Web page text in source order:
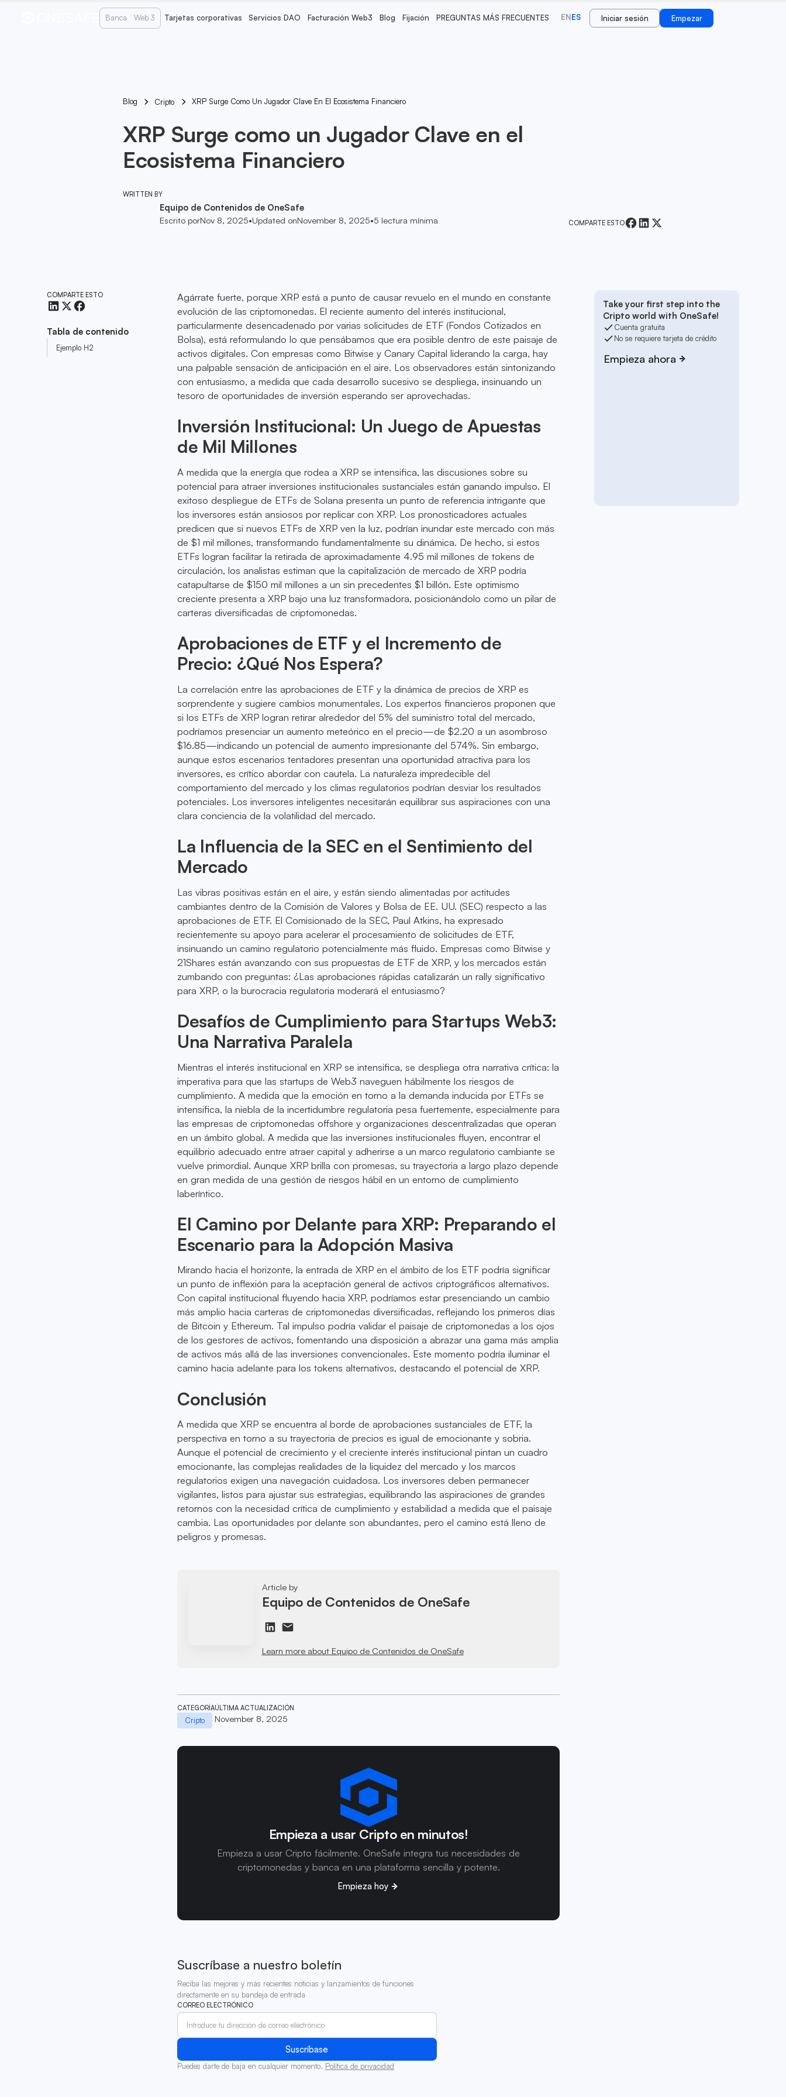
Banca Web 3 Tarjetas corporativas Servicios DAO Facturación Web3 Blog Fijación PREGUNTAS MÁS FRECUENTES ENES Iniciar sesión Empezar
Blog Cripto XRP Surge Como Un Jugador Clave En El Ecosistema Financiero
XRP Surge como un Jugador Clave en el
Ecosistema Financiero
WRITTEN BY
Equipo de Contenidos de OneSafe
Escrito porNov 8, 2025•Updated onNovember 8, 2025•5 lectura mínima COMPARTE ESTO
COMPARTE ESTO
Tabla de contenido
Ejemplo H2
Agárrate fuerte, porque XRP está a punto de causar revuelo en el mundo en constante
evolución de las criptomonedas. El reciente aumento del interés institucional,
particularmente desencadenado por varias solicitudes de ETF (Fondos Cotizados en
Bolsa), está reformulando lo que pensábamos que era posible dentro de este paisaje de
activos digitales. Con empresas como Bitwise y Canary Capital liderando la carga, hay
una palpable sensación de anticipación en el aire. Los observadores están sintonizando
con entusiasmo, a medida que cada desarrollo sucesivo se despliega, insinuando un
tesoro de oportunidades de inversión esperando ser aprovechadas.
Inversión Institucional: Un Juego de Apuestas
de Mil Millones
A medida que la energía que rodea a XRP se intensifica, las discusiones sobre su
potencial para atraer inversiones institucionales sustanciales están ganando impulso. El
exitoso despliegue de ETFs de Solana presenta un punto de referencia intrigante que
los inversores están ansiosos por replicar con XRP. Los pronosticadores actuales
predicen que si nuevos ETFs de XRP ven la luz, podrían inundar este mercado con más
de $1 mil millones, transformando fundamentalmente su dinámica. De hecho, si estos
ETFs logran facilitar la retirada de aproximadamente 4.95 mil millones de tokens de
circulación, los analistas estiman que la capitalización de mercado de XRP podría
catapultarse de $150 mil millones a un sin precedentes $1 billón. Este optimismo
creciente presenta a XRP bajo una luz transformadora, posicionándolo como un pilar de
carteras diversificadas de criptomonedas.
Aprobaciones de ETF y el Incremento de
Precio: ¿Qué Nos Espera?
La correlación entre las aprobaciones de ETF y la dinámica de precios de XRP es
sorprendente y sugiere cambios monumentales. Los expertos financieros proponen que
si los ETFs de XRP logran retirar alrededor del 5% del suministro total del mercado,
podríamos presenciar un aumento meteórico en el precio—de $2.20 a un asombroso
$16.85—indicando un potencial de aumento impresionante del 574%. Sin embargo,
aunque estos escenarios tentadores presentan una oportunidad atractiva para los
inversores, es crítico abordar con cautela. La naturaleza impredecible del
comportamiento del mercado y los climas regulatorios podrían desviar los resultados
potenciales. Los inversores inteligentes necesitarán equilibrar sus aspiraciones con una
clara conciencia de la volatilidad del mercado.
La Influencia de la SEC en el Sentimiento del
Mercado
Las vibras positivas están en el aire, y están siendo alimentadas por actitudes
cambiantes dentro de la Comisión de Valores y Bolsa de EE. UU. (SEC) respecto a las
aprobaciones de ETF. El Comisionado de la SEC, Paul Atkins, ha expresado
recientemente su apoyo para acelerar el procesamiento de solicitudes de ETF,
insinuando un camino regulatorio potencialmente más fluido. Empresas como Bitwise y
21Shares están avanzando con sus propuestas de ETF de XRP, y los mercados están
zumbando con preguntas: ¿Las aprobaciones rápidas catalizarán un rally significativo
para XRP, o la burocracia regulatoria moderará el entusiasmo?
Desafíos de Cumplimiento para Startups Web3:
Una Narrativa Paralela
Mientras el interés institucional en XRP se intensifica, se despliega otra narrativa crítica: la
imperativa para que las startups de Web3 naveguen hábilmente los riesgos de
cumplimiento. A medida que la emoción en torno a la demanda inducida por ETFs se
intensifica, la niebla de la incertidumbre regulatoria pesa fuertemente, especialmente para
las empresas de criptomonedas offshore y organizaciones descentralizadas que operan
en un ámbito global. A medida que las inversiones institucionales fluyen, encontrar el
equilibrio adecuado entre atraer capital y adherirse a un marco regulatorio cambiante se
vuelve primordial. Aunque XRP brilla con promesas, su trayectoria a largo plazo depende
en gran medida de una gestión de riesgos hábil en un entorno de cumplimiento
laberíntico.
El Camino por Delante para XRP: Preparando el
Escenario para la Adopción Masiva
Mirando hacia el horizonte, la entrada de XRP en el ámbito de los ETF podría significar
un punto de inflexión para la aceptación general de activos criptográficos alternativos.
Con capital institucional fluyendo hacia XRP, podríamos estar presenciando un cambio
más amplio hacia carteras de criptomonedas diversificadas, reflejando los primeros días
de Bitcoin y Ethereum. Tal impulso podría validar el paisaje de criptomonedas a los ojos
de los gestores de activos, fomentando una disposición a abrazar una gama más amplia
de activos más allá de las inversiones convencionales. Este momento podría iluminar el
camino hacia adelante para los tokens alternativos, destacando el potencial de XRP.
Conclusión
A medida que XRP se encuentra al borde de aprobaciones sustanciales de ETF, la
perspectiva en torno a su trayectoria de precios es igual de emocionante y sobria.
Aunque el potencial de crecimiento y el creciente interés institucional pintan un cuadro
emocionante, las complejas realidades de la liquidez del mercado y los marcos
regulatorios exigen una navegación cuidadosa. Los inversores deben permanecer
vigilantes, listos para ajustar sus estrategias, equilibrando las aspiraciones de grandes
retornos con la necesidad crítica de cumplimiento y estabilidad a medida que el paisaje
cambia. Las oportunidades por delante son abundantes, pero el camino está lleno de
peligros y promesas.
Article by
Equipo de Contenidos de OneSafe
Learn more about Equipo de Contenidos de OneSafe
CATEGORÍA
Cripto
ÚLTIMA ACTUALIZACIÓN
November 8, 2025
Empieza a usar Cripto en minutos!
Empieza a usar Cripto fácilmente. OneSafe integra tus necesidades de
criptomonedas y banca en una plataforma sencilla y potente.
Empieza hoy
Suscríbase a nuestro boletín
Reciba las mejores y más recientes noticias y lanzamientos de funciones
directamente en su bandeja de entrada
CORREO ELECTRÓNICO
Puedes darte de baja en cualquier momento. Política de privacidad
Take your first step into the
Cripto world with OneSafe!
Cuenta gratuita
No se requiere tarjeta de crédito
Empieza ahora